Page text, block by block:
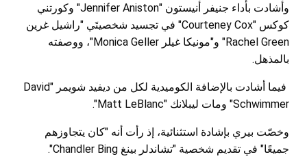
وأشادت بأداء جنيفر أنيستون "Jennifer Aniston" وكورتني
كوكس "Courteney Cox" في تجسيد شخصيتَي "راشيل غرين
Rachel Green" و"مونيكا غيلر Monica Geller"، ووصفته
بالمذهل.
فيما أشادت بالإضافة الكوميدية لكل من ديفيد شويمر "David
Schwimmer" ومات ليبلانك "Matt LeBlanc".
وخصّت بيري بإشادة استثنائية، إذ رأت أنه "كان يتجاوزهم
جميعًا" في تقديم شخصية "تشاندلر بينغ Chandler Bing".